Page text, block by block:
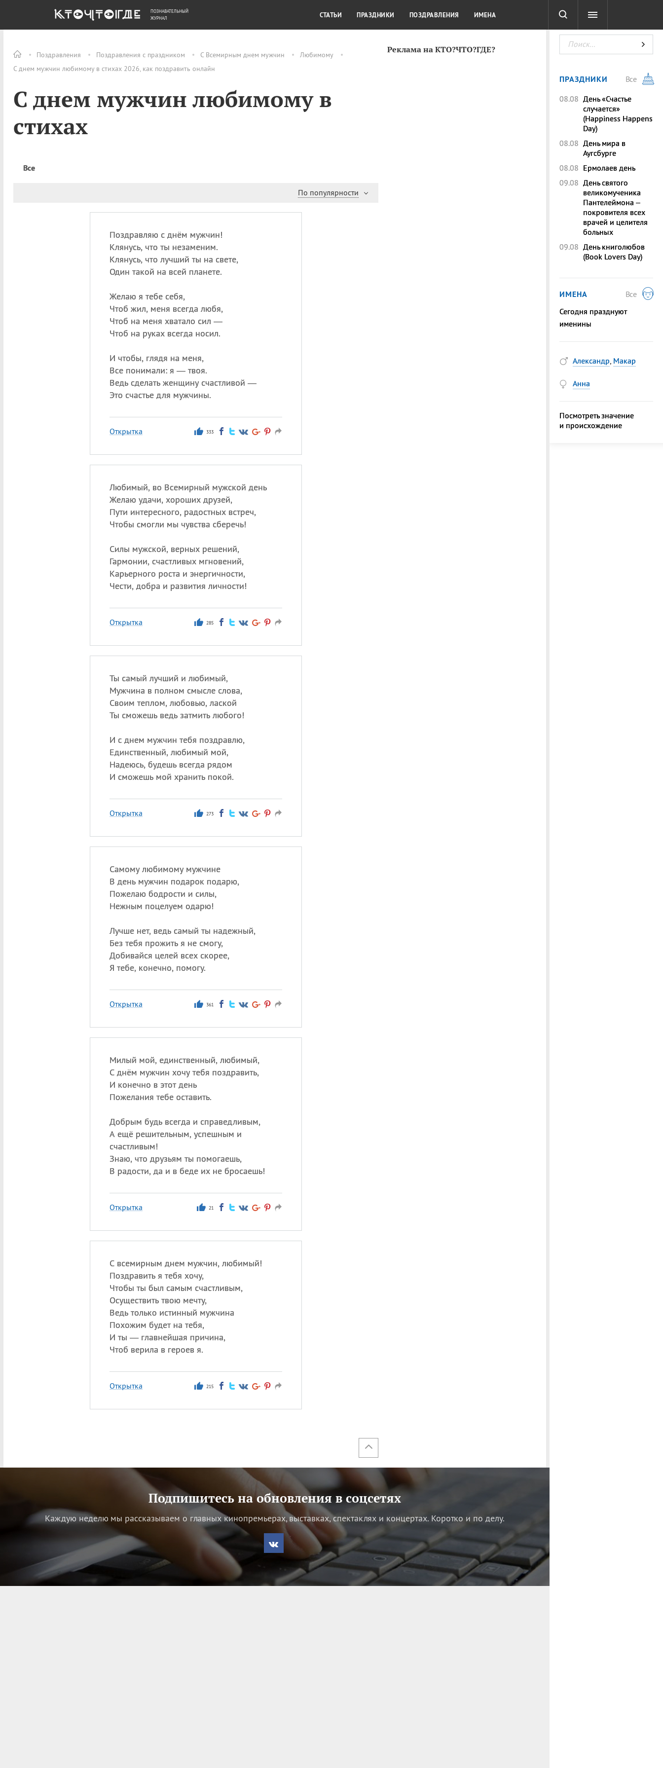
Поздравления Поздравления с праздником С Всемирным днем мужчин
Любимому
С днем мужчин любимому в стихах 2026, как поздравить онлайн
С днем мужчин любимому в
стихах
Все
По популярности
Поздравляю с днём мужчин!
Клянусь, что ты незаменим.
Клянусь, что лучший ты на свете,
Один такой на всей планете.
Желаю я тебе себя,
Чтоб жил, меня всегда любя,
Чтоб на меня хватало сил —
Чтоб на руках всегда носил.
И чтобы, глядя на меня,
Все понимали: я — твоя.
Ведь сделать женщину счастливой —
Это счастье для мужчины.
Открытка 333
Любимый, во Всемирный мужской день
Желаю удачи, хороших друзей,
Пути интересного, радостных встреч,
Чтобы смогли мы чувства сберечь!
Силы мужской, верных решений,
Гармонии, счастливых мгновений,
Карьерного роста и энергичности,
Чести, добра и развития личности!
Открытка 285
Ты самый лучший и любимый,
Мужчина в полном смысле слова,
Своим теплом, любовью, лаской
Ты сможешь ведь затмить любого!
И с днем мужчин тебя поздравлю,
Единственный, любимый мой,
Надеюсь, будешь всегда рядом
И сможешь мой хранить покой.
Открытка 273
Самому любимому мужчине
В день мужчин подарок подарю,
Пожелаю бодрости и силы,
Нежным поцелуем одарю!
Лучше нет, ведь самый ты надежный,
Без тебя прожить я не смогу,
Добивайся целей всех скорее,
Я тебе, конечно, помогу.
Открытка 361
Милый мой, единственный, любимый,
С днём мужчин хочу тебя поздравить,
И конечно в этот день
Пожелания тебе оставить.
Добрым будь всегда и справедливым,
А ещё решительным, успешным и
счастливым!
Знаю, что друзьям ты помогаешь,
В радости, да и в беде их не бросаешь!
Открытка 21
С всемирным днем мужчин, любимый!
Поздравить я тебя хочу,
Чтобы ты был самым счастливым,
Осуществить твою мечту,
Ведь только истинный мужчина
Похожим будет на тебя,
И ты — главнейшая причина,
Чтоб верила в героев я.
Открытка 215
Реклама на КТО?ЧТО?ГДЕ?
Подпишитесь на обновления в соцсетях
Каждую неделю мы рассказываем о главных кинопремьерах, выставках, спектаклях и концертах. Коротко и по делу.
ОБЩЕСТВО ДЕНЬГИ КУЛЬТУРА КРАСОТА ТЕСТЫ
ПОЗНАВАТЕЛЬНЫЙ
ЖУРНАЛ
СТАТЬИ ПРАЗДНИКИ ПОЗДРАВЛЕНИЯ ИМЕНА
ПРАЗДНИКИ
Все
08.08 День «Счастье
случается»
(Happiness Happens
Day)
08.08 День мира в
Аугсбурге
08.08 Ермолаев день
09.08 День святого
великомученика
Пантелеймона –
покровителя всех
врачей и целителя
больных
09.08 День книголюбов
(Book Lovers Day)
ИМЕНА
Все
Сегодня празднуют
именины
Александр, Макар
Анна
Посмотреть значение
и происхождение